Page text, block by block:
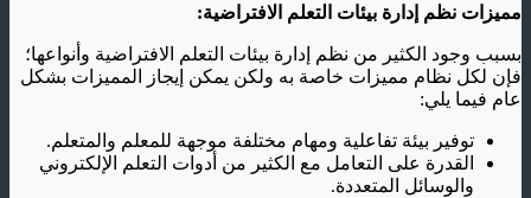
مميزات نظم إدارة بيئات التعلم الافتراضية:
بسبب وجود الكثير من نظم إدارة بيئات التعلم الافتراضية وأنواعها؛
فإن لكل نظام مميزات خاصة به ولكن يمكن إيجاز المميزات بشكل
عام فيما يلي:
توفير بيئة تفاعلية ومهام مختلفة موجهة للمعلم والمتعلم.
القدرة على التعامل مع الكثير من أدوات التعلم الإلكتروني
والوسائل المتعددة.